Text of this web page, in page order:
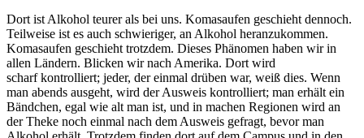
Dort ist Alkohol teurer als bei uns. Komasaufen geschieht dennoch.
Teilweise ist es auch schwieriger, an Alkohol heranzukommen.
Komasaufen geschieht trotzdem. Dieses Phänomen haben wir in
allen Ländern. Blicken wir nach Amerika. Dort wird
scharf kontrolliert; jeder, der einmal drüben war, weiß dies. Wenn
man abends ausgeht, wird der Ausweis kontrolliert; man erhält ein
Bändchen, egal wie alt man ist, und in machen Regionen wird an
der Theke noch einmal nach dem Ausweis gefragt, bevor man